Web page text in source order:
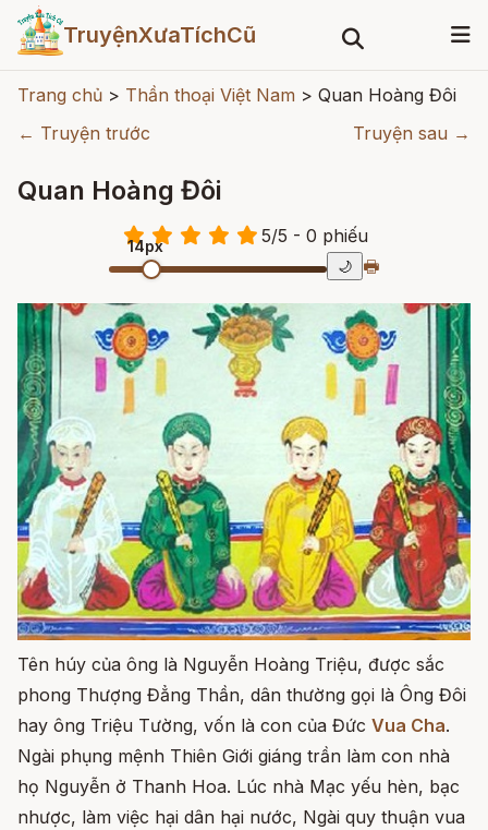
TruyệnXưaTíchCũ
Trang chủ > Thần thoại Việt Nam > Quan Hoàng Đôi
← Truyện trước
Truyện sau →
Quan Hoàng Đôi
5/5 - 0 phiếu
14px
🌙 🖶
Tên húy của ông là Nguyễn Hoàng Triệu, được sắc
phong Thượng Đẳng Thần, dân thường gọi là Ông Đôi
hay ông Triệu Tường, vốn là con của Đức Vua Cha.
Ngài phụng mệnh Thiên Giới giáng trần làm con nhà
họ Nguyễn ở Thanh Hoa. Lúc nhà Mạc yếu hèn, bạc
nhược, làm việc hại dân hại nước, Ngài quy thuận vua